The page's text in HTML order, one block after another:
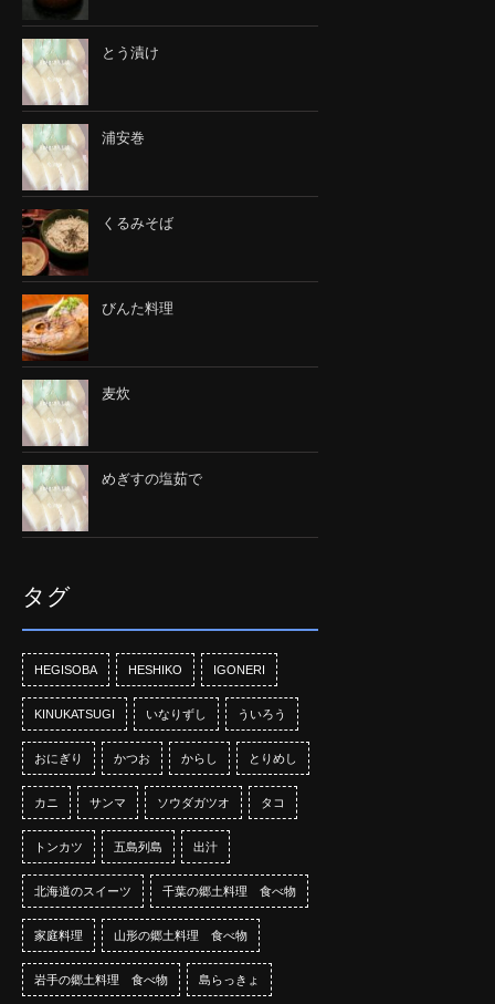
とう漬け
浦安巻
くるみそば
びんた料理
麦炊
めぎすの塩茹で
タグ
HEGISOBA HESHIKO IGONERI
KINUKATSUGI いなりずし ういろう
おにぎり かつお からし とりめし
カニ サンマ ソウダガツオ タコ
トンカツ 五島列島 出汁
北海道のスイーツ 千葉の郷土料理 食べ物
家庭料理 山形の郷土料理 食べ物
岩手の郷土料理 食べ物 島らっきょ